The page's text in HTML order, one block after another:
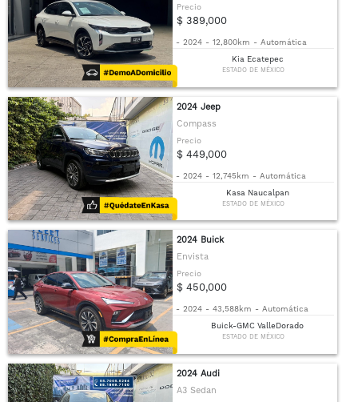
Precio
$ 389,000
- 2024 - 12,800km - Automática
Kia Ecatepec
ESTADO DE MÉXICO
2024 Jeep
Compass
Precio
$ 449,000
- 2024 - 12,745km - Automática
Kasa Naucalpan
ESTADO DE MÉXICO
2024 Buick
Envista
Precio
$ 450,000
- 2024 - 43,588km - Automática
Buick-GMC ValleDorado
ESTADO DE MÉXICO
2024 Audi
A3 Sedan